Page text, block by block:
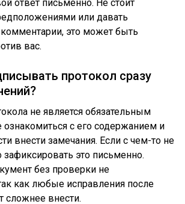
ответ письменно. Не стоит
или давать
это может быть
вас.
протокол сразу
не является обязательным
ознакомиться с его содержанием и
внести замечания. Если с чем-то не
это письменно.
без проверки не
как любые исправления после
сложнее внести.